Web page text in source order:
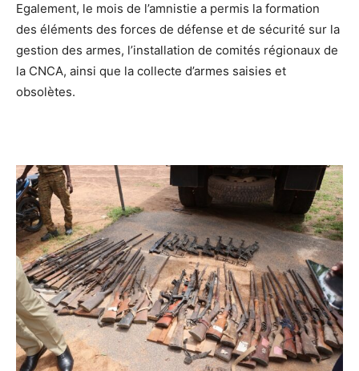
Egalement, le mois de l’amnistie a permis la formation
des éléments des forces de défense et de sécurité sur la
gestion des armes, l’installation de comités régionaux de
la CNCA, ainsi que la collecte d’armes saisies et
obsolètes.